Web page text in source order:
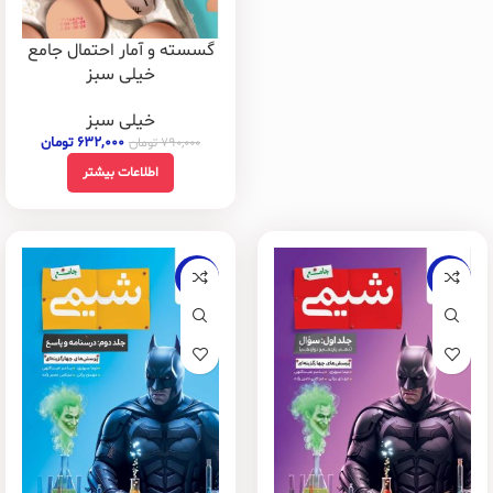
گسسته و آمار احتمال جامع
خیلی سبز
خیلی سبز
۷۹۰,۰۰۰تومان ۶۳۲,۰۰۰ تومان
اطلاعات بیشتر
-22%
-20%